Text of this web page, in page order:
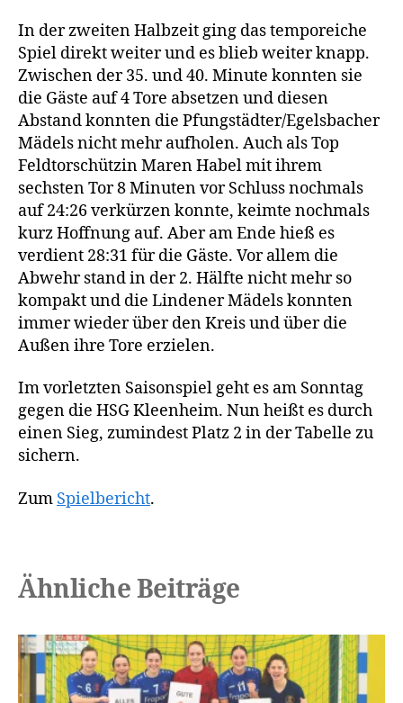
In der zweiten Halbzeit ging das temporeiche
Spiel direkt weiter und es blieb weiter knapp.
Zwischen der 35. und 40. Minute konnten sie
die Gäste auf 4 Tore absetzen und diesen
Abstand konnten die Pfungstädter/Egelsbacher
Mädels nicht mehr aufholen. Auch als Top
Feldtorschützin Maren Habel mit ihrem
sechsten Tor 8 Minuten vor Schluss nochmals
auf 24:26 verkürzen konnte, keimte nochmals
kurz Hoffnung auf. Aber am Ende hieß es
verdient 28:31 für die Gäste. Vor allem die
Abwehr stand in der 2. Hälfte nicht mehr so
kompakt und die Lindener Mädels konnten
immer wieder über den Kreis und über die
Außen ihre Tore erzielen.
Im vorletzten Saisonspiel geht es am Sonntag
gegen die HSG Kleenheim. Nun heißt es durch
einen Sieg, zumindest Platz 2 in der Tabelle zu
sichern.
Zum Spielbericht.
Ähnliche Beiträge